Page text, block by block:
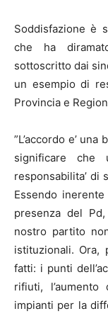
Soddisfazione è
che ha
sottoscritto dai
un esempio di
Provincia e
”L’accordo e’
significare
responsabilita’ di
Essendo
presenza del
nostro partito
istituzionali. Ora,
fatti: i punti
rifiuti,
impianti per la